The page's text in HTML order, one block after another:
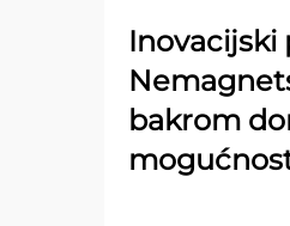
Inovacijski
bakrom